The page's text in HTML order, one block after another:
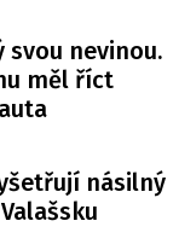
svou nevinou.
měl říct
násilný